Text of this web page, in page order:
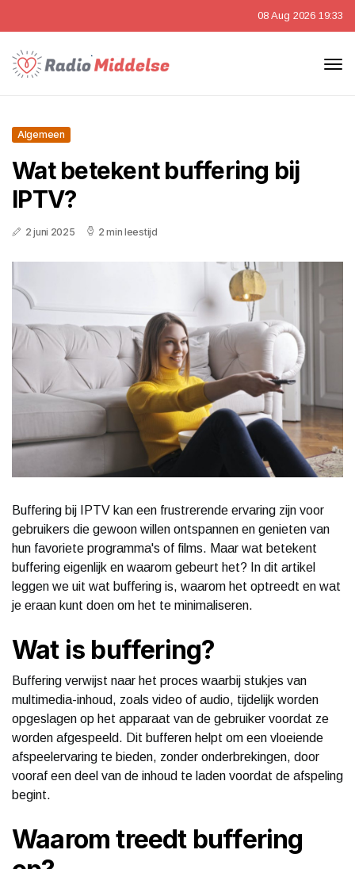
08 Aug 2026 19:33
Algemeen
Wat betekent buffering bij
IPTV?
2 juni 2025 2 min leestijd
Buffering bij IPTV kan een frustrerende ervaring zijn voor
gebruikers die gewoon willen ontspannen en genieten van
hun favoriete programma's of films. Maar wat betekent
buffering eigenlijk en waarom gebeurt het? In dit artikel
leggen we uit wat buffering is, waarom het optreedt en wat
je eraan kunt doen om het te minimaliseren.
Wat is buffering?
Buffering verwijst naar het proces waarbij stukjes van
multimedia-inhoud, zoals video of audio, tijdelijk worden
opgeslagen op het apparaat van de gebruiker voordat ze
worden afgespeeld. Dit bufferen helpt om een vloeiende
afspeelervaring te bieden, zonder onderbrekingen, door
vooraf een deel van de inhoud te laden voordat de afspeling
begint.
Waarom treedt buffering